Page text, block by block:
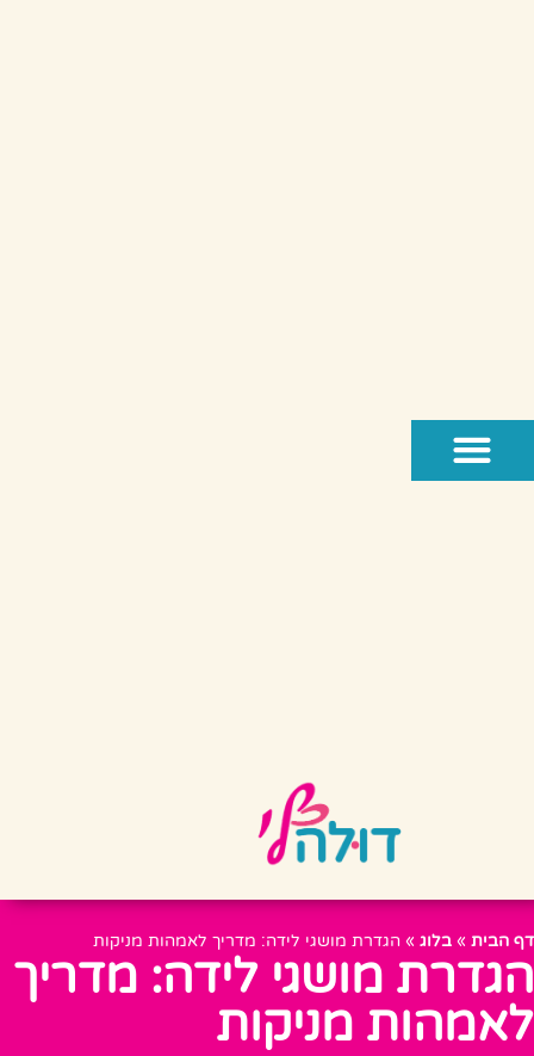
דף הבית » בלוג » הגדרת מושגי לידה: מדריך לאמהות מניקות
הגדרת מושגי לידה: מדריך
לאמהות מניקות